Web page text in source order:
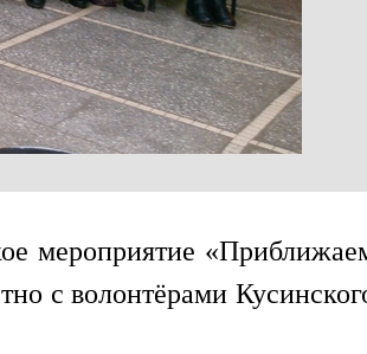
мероприятие
с волонтёрами